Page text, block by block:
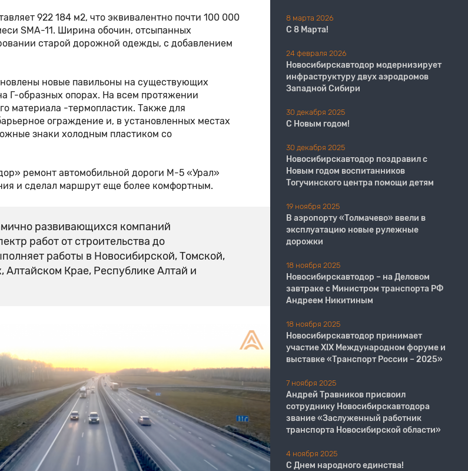
922 184 м2, что эквивалентно почти 100 000
SMA-11. Ширина обочин, отсыпанных
старой дорожной одежды, с добавлением
новые павильоны на существующих
Г-образных опорах. На всем протяжении
материала -термопластик. Также для
ограждение и, в установленных местах
знаки холодным пластиком со
ремонт автомобильной дороги М-5 «Урал»
и сделал маршрут еще более комфортным.
развивающихся компаний
работ от строительства до
работы в Новосибирской, Томской,
Алтайском Крае, Республике Алтай и
8 марта 2026
С 8 Марта!
24 февраля 2026
Новосибирскавтодор модернизирует
инфраструктуру двух аэродромов
Западной Сибири
30 декабря 2025
С Новым годом!
30 декабря 2025
Новосибирскавтодор поздравил с
Новым годом воспитанников
Тогучинского центра помощи детям
19 ноября 2025
В аэропорту «Толмачево» ввели в
эксплуатацию новые рулежные
дорожки
18 ноября 2025
Новосибирскавтодор – на Деловом
завтраке с Министром транспорта РФ
Андреем Никитиным
18 ноября 2025
Новосибирскавтодор принимает
участие XIX Международном форуме и
выставке «Транспорт России – 2025»
7 ноября 2025
Андрей Травников присвоил
сотруднику Новосибирскавтодора
звание «Заслуженный работник
транспорта Новосибирской области»
4 ноября 2025
С Днем народного единства!